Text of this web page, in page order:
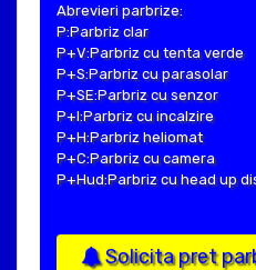
Abrevieri parbrize:
P:Parbriz clar
P+V:Parbriz cu tenta verde
P+S:Parbriz cu parasolar
P+SE:Parbriz cu senzor
P+I:Parbriz cu incalzire
P+H:Parbriz heliomat
P+C:Parbriz cu camera
P+Hud:Parbriz cu head up
Solicita pret